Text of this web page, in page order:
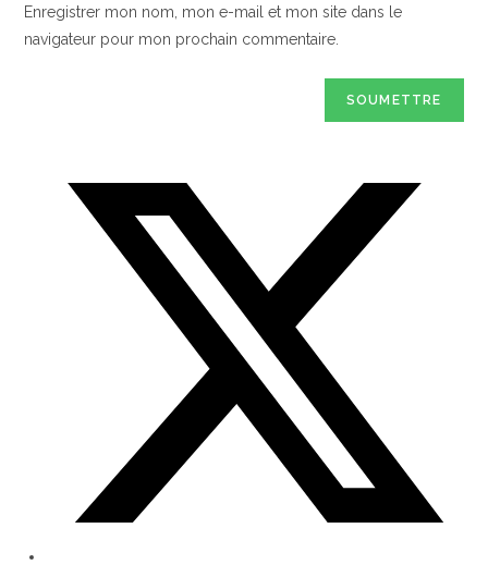
Enregistrer mon nom, mon e-mail et mon site dans le
navigateur pour mon prochain commentaire.